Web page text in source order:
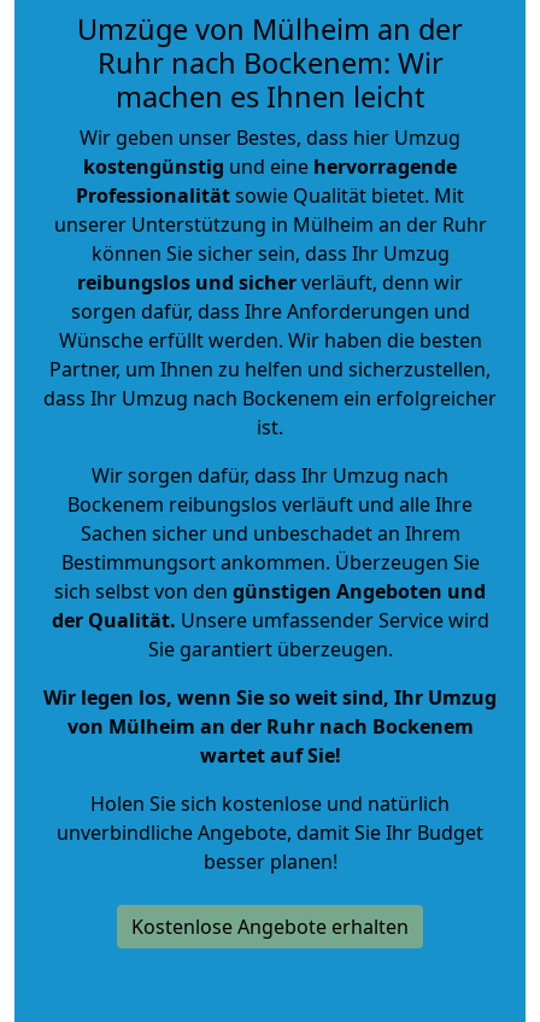
Umzüge von Mülheim an der
Ruhr nach Bockenem: Wir
machen es Ihnen leicht
Wir geben unser Bestes, dass hier Umzug
kostengünstig und eine hervorragende
Professionalitätsowie Qualität bietet. Mit
unserer Unterstützung in Mülheim an der Ruhr
können Sie sicher sein, dass Ihr Umzug
reibungslos und sicherverläuft, denn wir
sorgen dafür, dass Ihre Anforderungen und
Wünsche erfüllt werden. Wir haben die besten
Partner, um Ihnen zu helfen und sicherzustellen,
dass Ihr Umzug nach Bockenem ein erfolgreicher
ist.
Wir sorgen dafür, dass Ihr Umzug nach
Bockenem reibungslos verläuft und alle Ihre
Sachen sicher und unbeschadet an Ihrem
Bestimmungsort ankommen. Überzeugen Sie
sich selbst von den günstigen Angeboten und
der Qualität. Unsere umfassender Service wird
Sie garantiert überzeugen.
Wir legen los, wenn Sie so weit sind, Ihr Umzug
von Mülheim an der Ruhr nach Bockenem
wartet auf Sie!
Holen Sie sich kostenlose und natürlich
unverbindliche Angebote, damit Sie Ihr Budget
besser planen!
Kostenlose Angebote erhalten